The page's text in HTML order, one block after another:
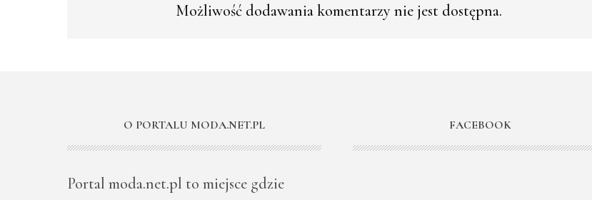
Możliwość dodawania komentarzy nie jest dostępna.
O PORTALU MODA.NET.PL
Portal moda.net.pl to miejsce gdzie
FACEBOOK